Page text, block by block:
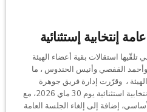
إنتخابية إستثنائية
تلقّيها استقالات بقية أعضاء الهيئة
وأحمد القفصي وأنيس الحندوس ، ما
، وقرّرت إدارة فريق جوهرة
الساحل الدعوة إلى جلسة عامة انتخابية استثنائية يوم 30 ماي 2026، مع
إضافة إلى إلغاء الجلسة العامة